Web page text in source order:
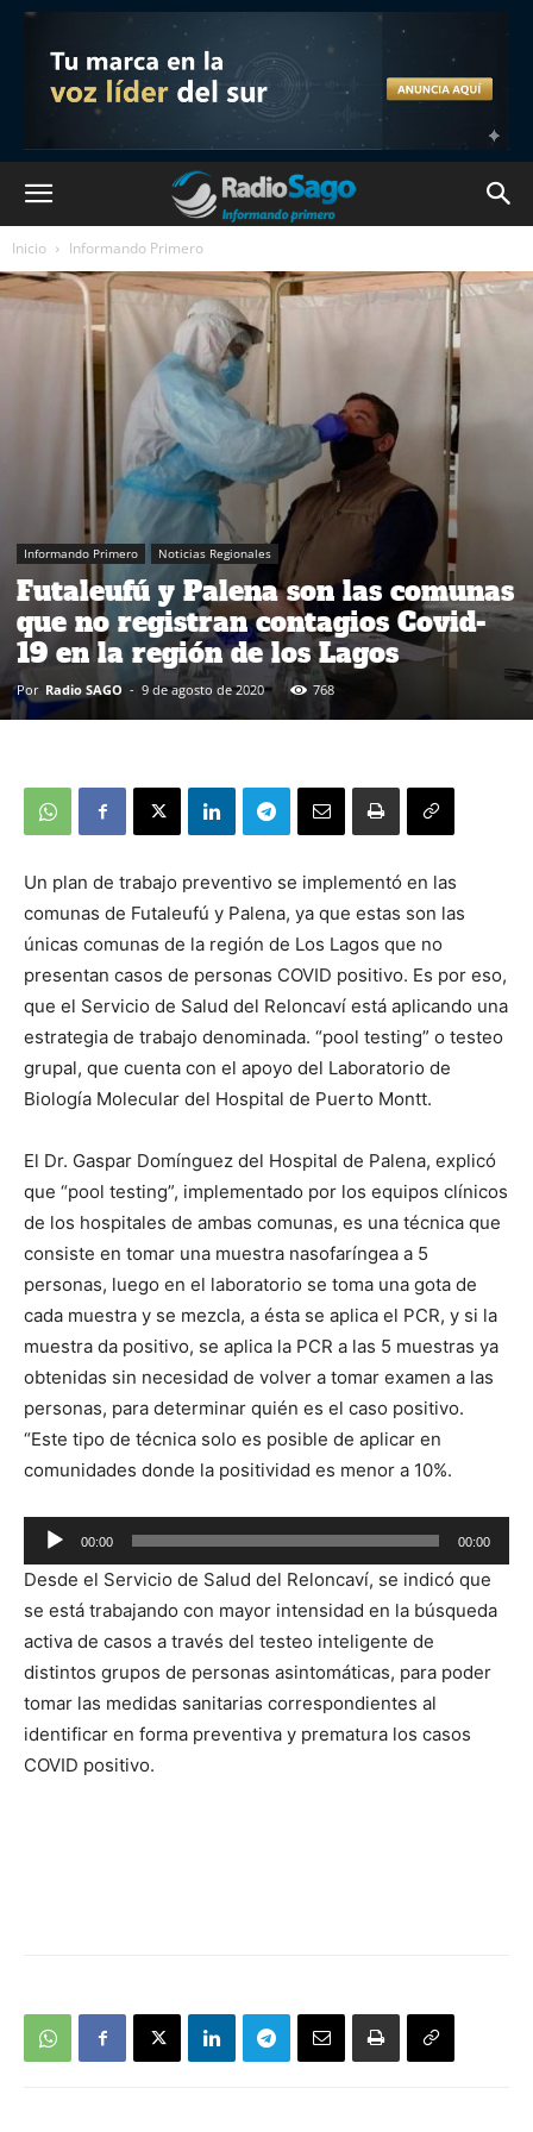
Inicio Informando Primero
Informando Primero Noticias Regionales
Futaleufú y Palena son las comunas
que no registran contagios Covid-
19 en la región de los Lagos
Por Radio SAGO - 9 de agosto de 2020 768
Un plan de trabajo preventivo se implementó en las
comunas de Futaleufú y Palena, ya que estas son las
únicas comunas de la región de Los Lagos que no
presentan casos de personas COVID positivo. Es por eso,
que el Servicio de Salud del Reloncaví está aplicando una
estrategia de trabajo denominada. “pool testing” o testeo
grupal, que cuenta con el apoyo del Laboratorio de
Biología Molecular del Hospital de Puerto Montt.
El Dr. Gaspar Domínguez del Hospital de Palena, explicó
que “pool testing”, implementado por los equipos clínicos
de los hospitales de ambas comunas, es una técnica que
consiste en tomar una muestra nasofaríngea a 5
personas, luego en el laboratorio se toma una gota de
cada muestra y se mezcla, a ésta se aplica el PCR, y si la
muestra da positivo, se aplica la PCR a las 5 muestras ya
obtenidas sin necesidad de volver a tomar examen a las
personas, para determinar quién es el caso positivo.
“Este tipo de técnica solo es posible de aplicar en
comunidades donde la positividad es menor a 10%.
Reproductor
de
audio
00:00 00:00
Desde el Servicio de Salud del Reloncaví, se indicó que
se está trabajando con mayor intensidad en la búsqueda
activa de casos a través del testeo inteligente de
distintos grupos de personas asintomáticas, para poder
tomar las medidas sanitarias correspondientes al
identificar en forma preventiva y prematura los casos
COVID positivo.